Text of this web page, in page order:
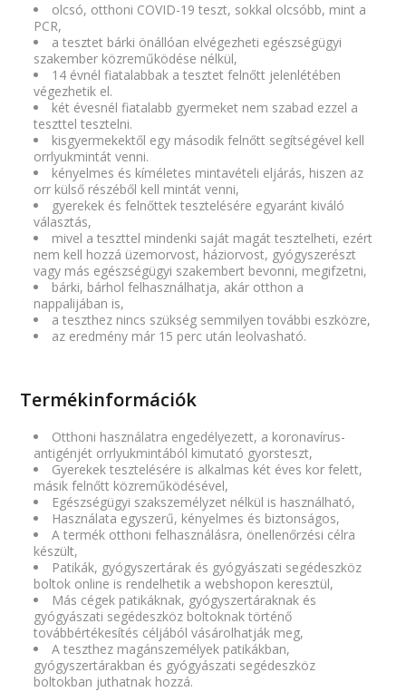
olcsó, otthoni COVID-19 teszt, sokkal olcsóbb, mint a
PCR,
a tesztet bárki önállóan elvégezheti egészségügyi
szakember közreműködése nélkül,
14 évnél fiatalabbak a tesztet felnőtt jelenlétében
végezhetik el.
két évesnél fiatalabb gyermeket nem szabad ezzel a
teszttel tesztelni.
kisgyermekektől egy második felnőtt segítségével kell
orrlyukmintát venni.
kényelmes és kíméletes mintavételi eljárás, hiszen az
orr külső részéből kell mintát venni,
gyerekek és felnőttek tesztelésére egyaránt kiváló
választás,
mivel a teszttel mindenki saját magát tesztelheti, ezért
nem kell hozzá üzemorvost, háziorvost, gyógyszerészt
vagy más egészségügyi szakembert bevonni, megifzetni,
bárki, bárhol felhasználhatja, akár otthon a
nappalijában is,
a teszthez nincs szükség semmilyen további eszközre,
az eredmény már 15 perc után leolvasható.
Termékinformációk
Otthoni használatra engedélyezett, a koronavírus-
antigénjét orrlyukmintából kimutató gyorsteszt,
Gyerekek tesztelésére is alkalmas két éves kor felett,
másik felnőtt közreműködésével,
Egészségügyi szakszemélyzet nélkül is használható,
Használata egyszerű, kényelmes és biztonságos,
A termék otthoni felhasználásra, önellenőrzési célra
készült,
Patikák, gyógyszertárak és gyógyászati segédeszköz
boltok online is rendelhetik a webshopon keresztül,
Más cégek patikáknak, gyógyszertáraknak és
gyógyászati segédeszköz boltoknak történő
továbbértékesítés céljából vásárolhatják meg,
A teszthez magánszemélyek patikákban,
gyógyszertárakban és gyógyászati segédeszköz
boltokban juthatnak hozzá.